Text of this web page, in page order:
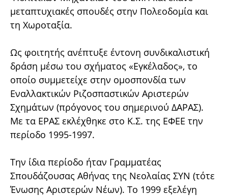
μεταπτυχιακές σπουδές στην Πολεοδομία και
τη Χωροταξία.
Ως φοιτητής ανέπτυξε έντονη συνδικαλιστική
δράση μέσω του σχήματος «Εγκέλαδος», το
οποίο συμμετείχε στην ομοσπονδία των
Εναλλακτικών Ριζοσπαστικών Αριστερών
Σχημάτων (πρόγονος του σημερινού ΔΑΡΑΣ).
Με τα ΕΡΑΣ εκλέχθηκε στο Κ.Σ. της ΕΦΕΕ την
περίοδο 1995-1997.
Την ίδια περίοδο ήταν Γραμματέας
Σπουδάζουσας Αθήνας της Νεολαίας ΣΥΝ (τότε
Ένωσης Αριστερών Νέων). Το 1999 εξελέγη